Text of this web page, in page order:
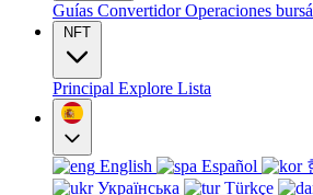
Guías ConvertidorOperaciones
NFT
Principal Explore Lista
English Español
Українська
Türkçe